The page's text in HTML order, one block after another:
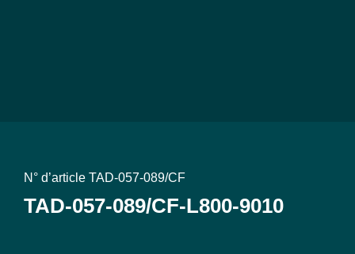
N° d’article TAD-057-089/CF
TAD-057-089/CF-L800-9010